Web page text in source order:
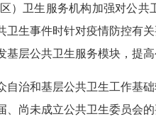
）卫生服务机构加强对公
生事件时针对疫情防控有
层公共卫生服务模块，提
自治和基层公共卫生工作
尚未成立公共卫生委员会